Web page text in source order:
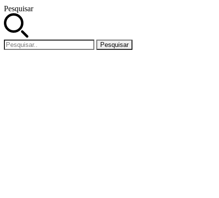
Pesquisar
Pesquisar